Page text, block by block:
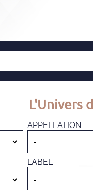
L'Univers
APPELLATION
LABEL